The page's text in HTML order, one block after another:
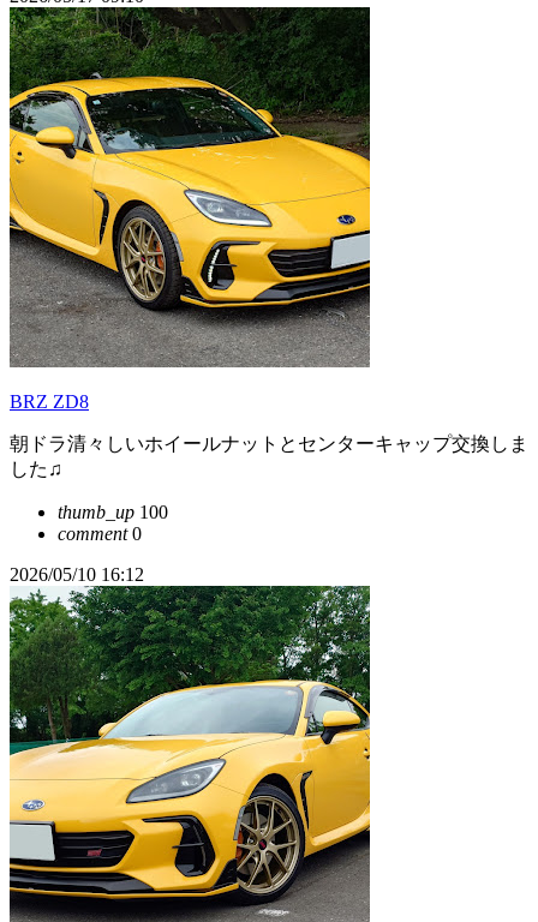
BRZ ZD8
朝ドラ清々しいホイールナットとセンターキャップ交換しま
した♫
thumb_up 100
comment0
2026/05/10 16:12